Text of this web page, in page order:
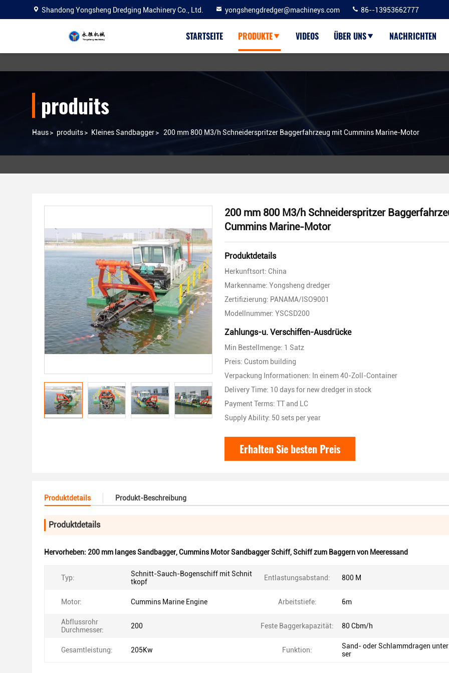
Shandong Yongsheng Dredging Machinery Co., Ltd. yongshengdredger@machineys.com 86--13953662777
STARTSEITE PRODUKTE VIDEOS ÜBER UNS NACHRICHTEN
produits
Haus> produits> Kleines Sandbagger> 200 mm 800 M3/h Schneiderspritzer Baggerfahrzeug mit Cummins Marine-Motor
200 mm 800 M3/h Schneiderspritzer
Cummins Marine-Motor
Produktdetails
Herkunftsort: China
Markenname: Yongsheng dredger
Zertifizierung: PANAMA/ISO9001
Modellnummer: YSCSD200
Zahlungs-u. Verschiffen-Ausdrücke
Min Bestellmenge: 1 Satz
Preis: Custom building
Verpackung Informationen: In einem 40-Zoll-Container
Delivery Time: 10 days for new dredger in stock
Payment Terms: TT and LC
Supply Ability: 50 sets per year
Erhalten Sie besten Preis
Produktdetails Produkt-Beschreibung
Produktdetails
Hervorheben: 200 mm langes Sandbagger,Cummins Motor Sandbagger Schiff,Schiff zum Baggern von Meeressand
Typ:
Schnitt-Sauch-Bogenschiff mit Schnit
tkopf
Entlastungsabstand: 800 M
Motor: Cummins Marine Engine Arbeitstiefe: 6m
Abflussrohr
Durchmesser:
200 Feste Baggerkapazität: 80 Cbm/h
Gesamtleistung: 205Kw Funktion:
Sand- oder Schlammdragen
ser